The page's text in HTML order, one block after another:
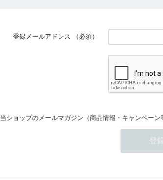
登録メールアドレス （必須）
当ショップのメールマガジン（商品情報・キャンペー